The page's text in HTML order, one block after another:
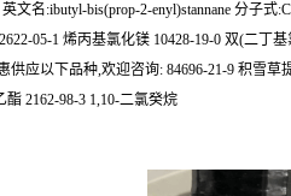
名:ibutyl-bis(prop-2-enyl)stannane 分子
05-1 烯丙基氯化镁 10428-19-0 双(二丁
供应以下品种,欢迎咨询: 84696-21-9 积雪
2162-98-3 1,10-二氯癸烷